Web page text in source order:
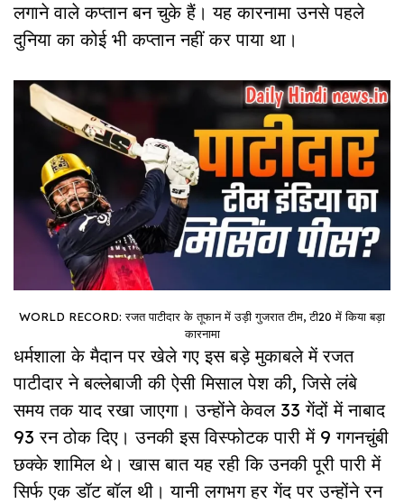
लगाने वाले कप्तान बन चुके हैं। यह कारनामा उनसे पहले
दुनिया का कोई भी कप्तान नहीं कर पाया था।
WORLD RECORD: रजत पाटीदार के तूफान में उड़ी गुजरात टीम, टी20 में किया बड़ा
कारनामा
धर्मशाला के मैदान पर खेले गए इस बड़े मुकाबले में रजत
पाटीदार ने बल्लेबाजी की ऐसी मिसाल पेश की, जिसे लंबे
समय तक याद रखा जाएगा। उन्होंने केवल 33 गेंदों में नाबाद
93 रन ठोक दिए। उनकी इस विस्फोटक पारी में 9 गगनचुंबी
छक्के शामिल थे। खास बात यह रही कि उनकी पूरी पारी में
सिर्फ एक डॉट बॉल थी। यानी लगभग हर गेंद पर उन्होंने रन